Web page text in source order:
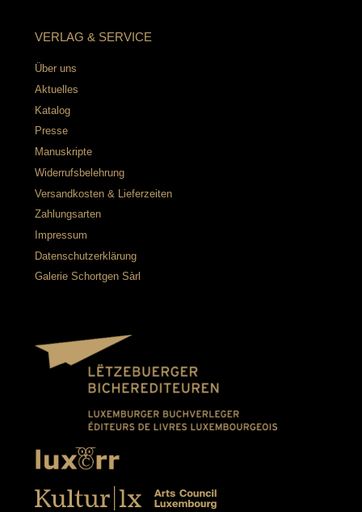
VERLAG & SERVICE
Über uns
Aktuelles
Katalog
Presse
Manuskripte
Widerrufsbelehrung
Versandkosten & Lieferzeiten
Zahlungsarten
Impressum
Datenschutzerklärung
Galerie Schortgen Sàrl